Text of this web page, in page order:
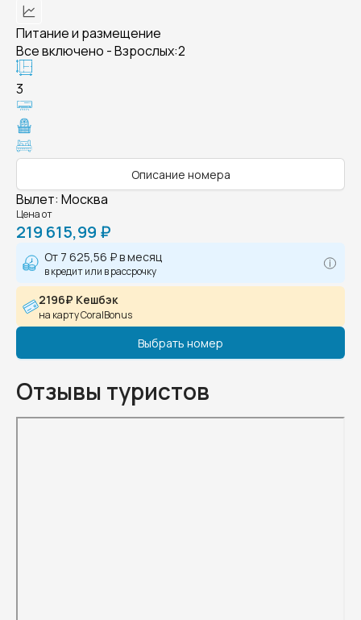
Питание и размещение
Все включено - Взрослых:2
3
Описание номера
Вылет: Москва
Цена от
219 615,99 ₽
От 7 625,56 ₽в месяц
в кредит или в рассрочку
2196₽ Кешбэк
на карту CoralBonus
Выбрать номер
Отзывы туристов